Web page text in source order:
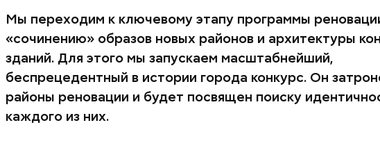
Мы переходим к ключевому этапу программы
«сочинению» образов новых районов и архитектуры
зданий. Для этого мы запускаем масштабнейший,
беспрецедентный в истории города конкурс. Он
районы реновации и будет посвящен поиску
каждого из них.
СТРОИТЕЛЬСТВО ОБЛИК ГОРОДА РЕНОВАЦИЯ В МОСКВЕ